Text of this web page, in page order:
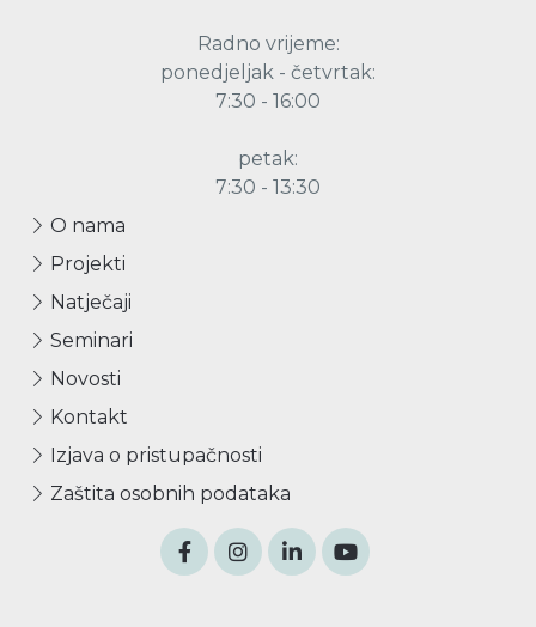
Radno vrijeme:
ponedjeljak - četvrtak:
7:30 - 16:00
petak:
7:30 - 13:30
O nama
Projekti
Natječaji
Seminari
Novosti
Kontakt
Izjava o pristupačnosti
Zaštita osobnih podataka